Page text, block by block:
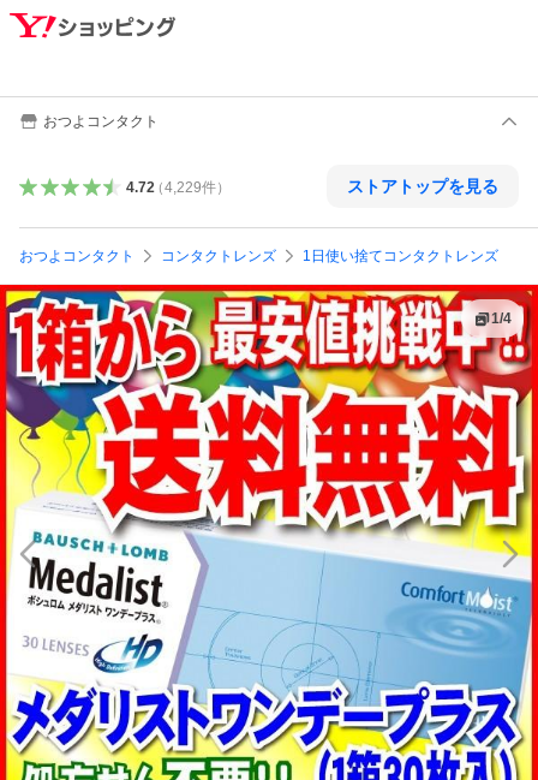
おつよコンタクト
4.72（4,229件） ストアトップを見る
おつよコンタクト コンタクトレンズ 1日使い捨てコンタクトレンズ
1/4